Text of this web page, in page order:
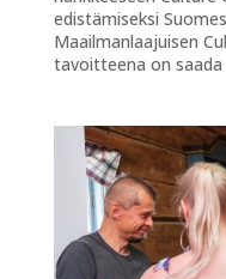
edistämiseksi
Maailmanlaajuisen
tavoitteena on saada